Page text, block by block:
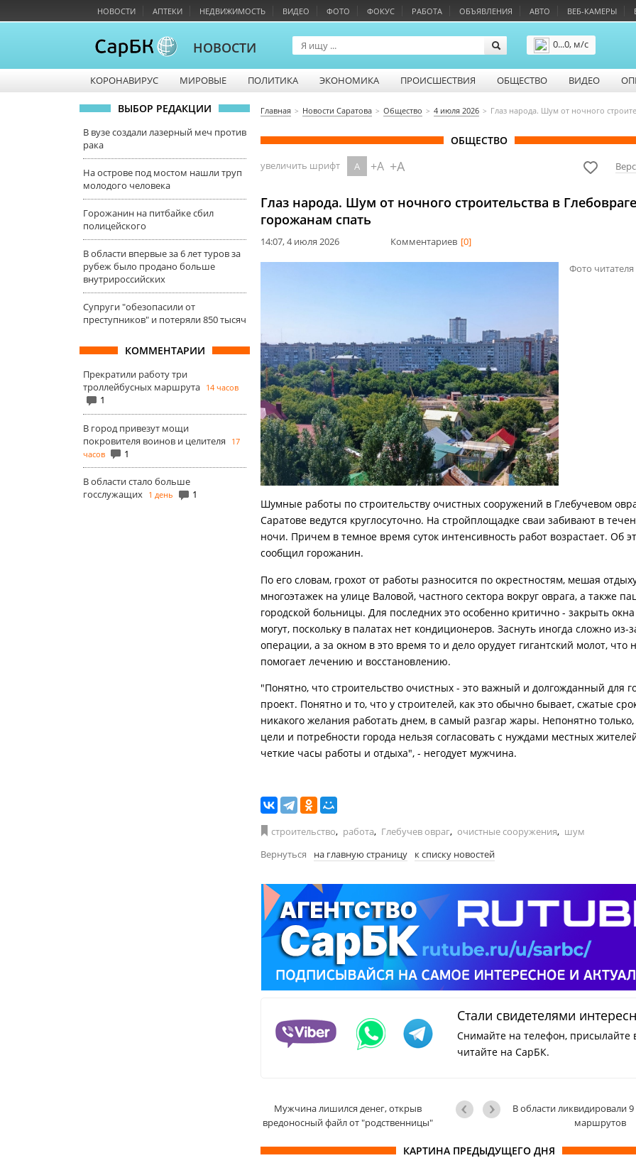
НОВОСТИ АПТЕКИ НЕДВИЖИМОСТЬ ВИДЕО ФОТО ФОКУС РАБОТА ОБЪЯВЛЕНИЯ АВТО ВЕБ-КАМЕРЫ
НОВОСТИ
0...0, м/с
КОРОНАВИРУС
МИРОВЫЕ ПОЛИТИКА ЭКОНОМИКА ПРОИСШЕСТВИЯ ОБЩЕСТВО ВИДЕО
ВЫБОР РЕДАКЦИИ
В вузе создали лазерный меч против
рака
На острове под мостом нашли труп
молодого человека
Горожанин на питбайке сбил
полицейского
В области впервые за 6 лет туров за
рубеж было продано больше
внутрироссийских
Супруги "обезопасили от
преступников" и потеряли 850 тысяч
КОММЕНТАРИИ
Прекратили работу три
троллейбусных маршрута 14 часов
1
В город привезут мощи
покровителя воинов и целителя
17
часов
1
В области стало больше
госслужащих 1 день 1
Главная Новости Саратова Общество 4 июля 2026 Глаз народа. Шум от ночного
ОБЩЕСТВО
увеличить шрифт A +A +A
Глаз народа. Шум от ночного строительства в
горожанам спать
14:07, 4 июля 2026 Комментариев [0]
Фото читателя
Шумные работы по строительству очистных сооружений в Глебучевом
Саратове ведутся круглосуточно. На стройплощадке сваи забивают в
ночи. Причем в темное время суток интенсивность работ возрастает. Об
сообщил горожанин.
По его словам, грохот от работы разносится по окрестностям, мешая
многоэтажек на улице Валовой, частного сектора вокруг оврага, а также
городской больницы. Для последних это особенно критично - закрыть
могут, поскольку в палатах нет кондиционеров. Заснуть иногда сложно из-
операции, а за окном в это время то и дело орудует гигантский молот, что
помогает лечению и восстановлению.
"Понятно, что строительство очистных - это важный и долгожданный для
проект. Понятно и то, что у строителей, как это обычно бывает, сжатые
никакого желания работать днем, в самый разгар жары. Непонятно
цели и потребности города нельзя согласовать с нуждами местных
четкие часы работы и отдыха", - негодует мужчина.
строительство, работа, Глебучев овраг, очистные сооружения, шум
Вернуться
на главную страницу к списку новостей
Стали свидетелями
Снимайте на телефон, присылайте
читайте на СарБК.
Мужчина лишился денег, открыв
вредоносный файл от "родственницы"
В области ликвидировали
маршрутов
КАРТИНА ПРЕДЫДУЩЕГО ДНЯ